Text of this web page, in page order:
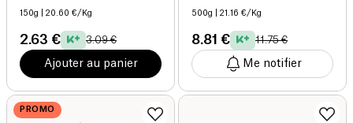
150g | 20.60 €/Kg
2.63 € 3.09 €
Ajouter au panier
500g | 21.16 €/Kg
8.81 € 11.75 €
Me notifier
PROMO